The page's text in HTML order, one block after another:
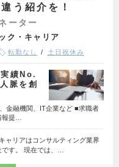
う紹介を！
ーター
ク・キャリア
転勤なし 土日祝休み
績No.
脈を創
金融機関、IT企業など ■求職者
提…
ャリアはコンサルティング業界
す。 現在では、…